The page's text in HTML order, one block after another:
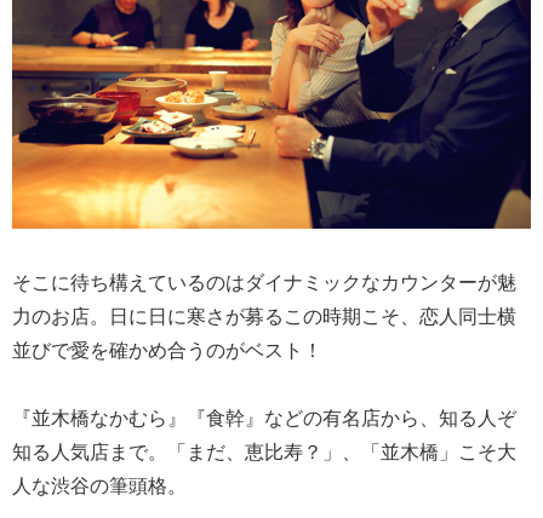
そこに待ち構えているのはダイナミックなカウンターが魅
力のお店。日に日に寒さが募るこの時期こそ、恋人同士横
並びで愛を確かめ合うのがベスト！
『並木橋なかむら』『食幹』などの有名店から、知る人ぞ
知る人気店まで。「まだ、恵比寿？」、「並木橋」こそ大
人な渋谷の筆頭格。